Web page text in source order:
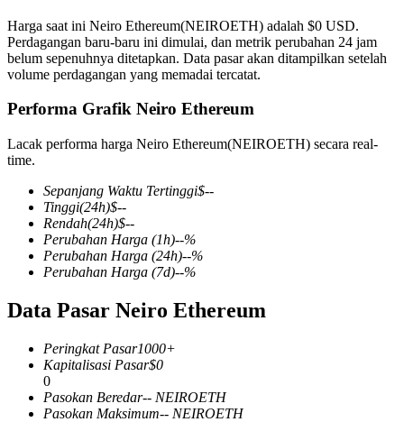
Kontrak berjangka menggunakan USDT sebagai jaminannya
COIN-M Berjangka
Mata Uang Kripto Berjangka
TradFi
Harga saat ini Neiro Ethereum(NEIROETH) adalah $0 USD.
Perdagangan baru-baru ini dimulai, dan metrik perubahan 24 jam
belum sepenuhnya ditetapkan. Data pasar akan ditampilkan setelah
volume perdagangan yang memadai tercatat.
Performa Grafik Neiro Ethereum
Lacak performa harga Neiro Ethereum(NEIROETH) secara real-
time.
Sepanjang Waktu Tertinggi$--
Tinggi(24h)$--
Rendah(24h)$--
Perubahan Harga (1h)--%
Perubahan Harga (24h)--%
Perubahan Harga (7d)--%
Data Pasar Neiro Ethereum
Peringkat Pasar1000+
Kapitalisasi Pasar$0
0
Pasokan Beredar-- NEIROETH
Pasokan Maksimum-- NEIROETH